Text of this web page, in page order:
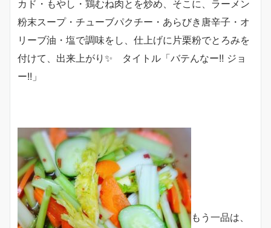
カド・もやし・鶏むね肉とを炒め、そこに、ラーメン
粉末スープ・チューブパクチー・あらびき唐辛子・オ
リーブ油・塩で調味をし、仕上げに片栗粉でとろみを
付けて、出来上がり✨ タイトル「バテんなー!! ジョ
ー!!」
もう一品は、